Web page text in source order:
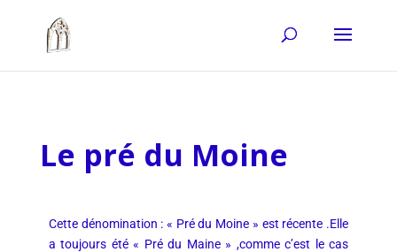
Le pré du Moine
Cette dénomination : « Pré du Moine » est récente .Elle
a toujours été « Pré du Maine » ,comme c’est le cas